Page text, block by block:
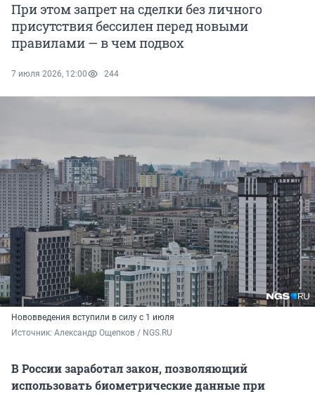
При этом запрет на сделки без личного
присутствия бессилен перед новыми
правилами — в чем подвох
7 июля 2026, 12:00 244
Нововведения вступили в силу с 1 июля
Источник: Александр Ощепков / NGS.RU
В России заработал закон, позволяющий
использовать биометрические данные при